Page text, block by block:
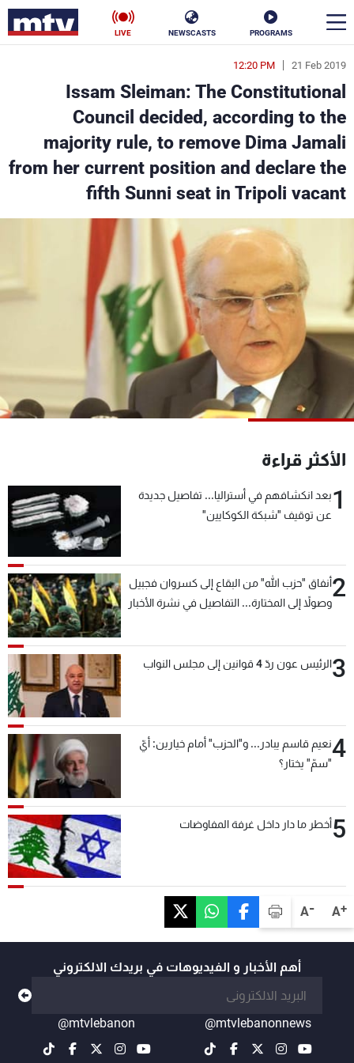
PROGRAMS
NEWSCASTS
LIVE
A+
A-
21 Feb 2019
12:20 PM
Issam Sleiman: The Constitutional
Council decided, according to the
majority rule, to remove Dima Jamali
from her current position and declare the
fifth Sunni seat in Tripoli vacant
الأكثر قراءة
1بعد انكشافهم في أستراليا... تفاصيل جديدة
عن توقيف "شبكة الكوكايين"
2أنفاق "حزب الله" من البقاع إلى كسروان فجبيل
وصولاً إلى المختارة... التفاصيل في نشرة الأخبار
3الرئيس عون ردّ 4 قوانين إلى مجلس النواب
4نعيم قاسم يبادر... و"الحزب" أمام خيارين: أيّ
"سمّ" يختار؟
5أخطر ما دار داخل غرفة المفاوضات
أهم الأخبار و الفيديوهات في بريدك الالكتروني
@mtvlebanonnews
@mtvlebanon
en
الأخبار
سياسة ناس
فن
منوعات رياضة
كأس العالم
البرامج
جدول البرامج
شاهد البرامج
الترددات
الإنـتـاج
سياسة الخصوصية